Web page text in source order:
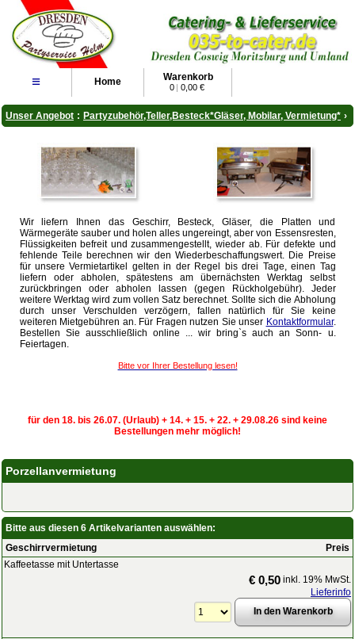
≡ Home Warenkorb
0 | 0,00 €
Unser Angebot : Partyzubehör,Teller,Besteck*Gläser, Mobilar, Vermietung* ›
Wir liefern Ihnen das Geschirr, Besteck, Gläser, die Platten und
Wärmegeräte sauber und holen alles ungereingt, aber von Essensresten,
Flüssigkeiten befreit und zusammengestellt, wieder ab. Für defekte und
fehlende Teile berechnen wir den Wiederbeschaffungswert. Die Preise
für unsere Vermietartikel gelten in der Regel bis drei Tage, einen Tag
liefern oder abholen, spätestens am übernächsten Werktag selbst
zurückbringen oder abholen lassen (gegen Rückholgebühr). Jeder
weitere Werktag wird zum vollen Satz berechnet. Sollte sich die Abholung
durch unser Verschulden verzögern, fallen natürlich für Sie keine
weiteren Mietgebühren an. Für Fragen nutzen Sie unser Kontaktformular.
Bestellen Sie ausschließlich online ... wir bring`s auch an Sonn- u.
Feiertagen.
Bitte vor Ihrer Bestellung lesen!
für den 18. bis 26.07. (Urlaub) + 14. + 15. + 22. + 29.08.26 sind keine
Bestellungen mehr möglich!
Porzellanvermietung
Bitte aus diesen 6 Artikelvarianten auswählen:
Geschirrvermietung
Preis
Kaffeetasse mit Untertasse
€ 0,50 inkl. 19% MwSt.
Lieferinfo